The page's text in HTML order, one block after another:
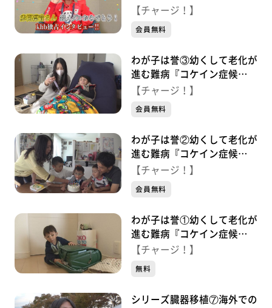
ストリート銀メダル 赤間凛
【チャージ！】
会員無料
わが子は誉③幼くして老化が
進む難病『コケイン症候
群』 命と向き合う家族
【チャージ！】
会員無料
わが子は誉②幼くして老化が
進む難病『コケイン症候
群』 懸命に生きる兄 支え
【チャージ！】
会員無料
わが子は誉①幼くして老化が
進む難病『コケイン症候
群』 １６歳の男の子 家族
【チャージ！】
無料
シリーズ臓器移植⑦海外での